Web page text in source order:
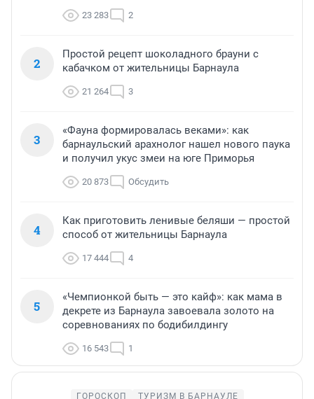
23 283 2
2
Простой рецепт шоколадного брауни с
кабачком от жительницы Барнаула
21 264 3
3
«Фауна формировалась веками»: как
барнаульский арахнолог нашел нового паука
и получил укус змеи на юге Приморья
20 873 Обсудить
4
Как приготовить ленивые беляши — простой
способ от жительницы Барнаула
17 444 4
5
«Чемпионкой быть — это кайф»: как мама в
декрете из Барнаула завоевала золото на
соревнованиях по бодибилдингу
16 543 1
ГОРОСКОП
ТУРИЗМ В БАРНАУЛЕ